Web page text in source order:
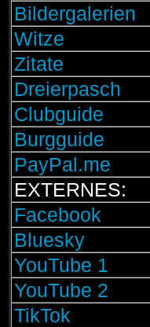
Bildergalerien
Witze
Zitate
Dreierpasch
Clubguide
Burgguide
PayPal.me
EXTERNES:
Facebook
Bluesky
YouTube 1
YouTube 2
TikTok